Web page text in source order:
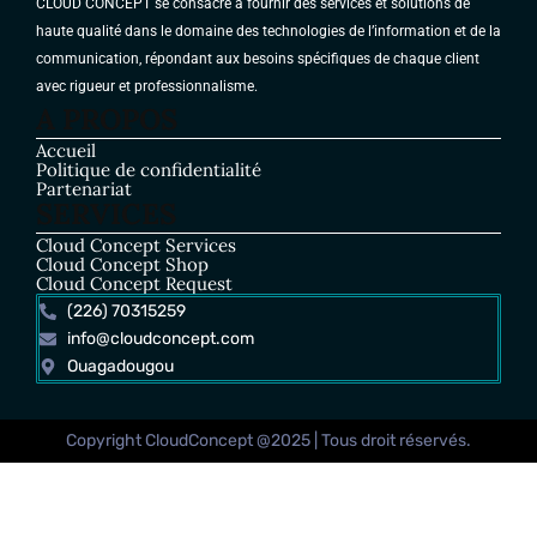
CLOUD CONCEPT se consacre à fournir des services et solutions de
haute qualité dans le domaine des technologies de l’information et de la
communication, répondant aux besoins spécifiques de chaque client
avec rigueur et professionnalisme.
Accueil
Politique de confidentialité
Partenariat
Cloud Concept Services
Cloud Concept Shop
Cloud Concept Request
(226) 70315259
info@cloudconcept.com
Ouagadougou
Copyright CloudConcept @2025 | Tous droit réservés.